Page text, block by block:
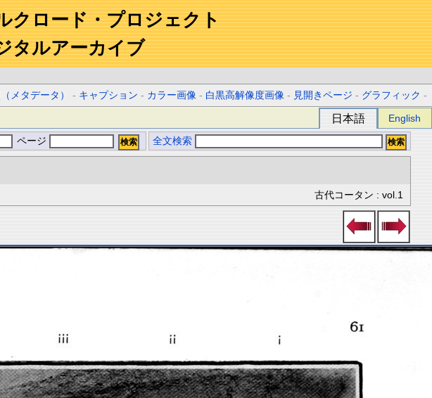
クロード・プロジェクト
タルアーカイブ
メタデータ） - キャプション - カラー画像 - 白黒高解像度画像 - 見開きページ - グラフィック -
日本語 English
ページ 全文検索
古代コータン : vol.1